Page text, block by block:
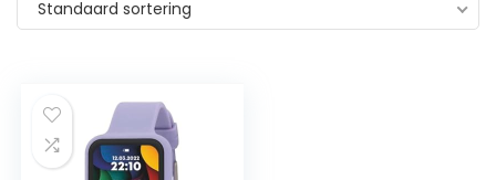
Standaard sortering